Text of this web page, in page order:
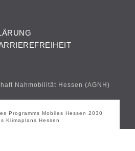
Nahmobilität Hessen (AGNH)
Programms Mobiles Hessen 2030
Klimaplans Hessen